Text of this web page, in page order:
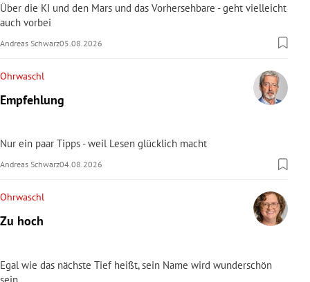
Über die KI und den Mars und das Vorhersehbare - geht vielleicht
auch vorbei
Andreas Schwarz05.08.2026
Ohrwaschl
Empfehlung
Nur ein paar Tipps - weil Lesen glücklich macht
Andreas Schwarz04.08.2026
Ohrwaschl
Zu hoch
Egal wie das nächste Tief heißt, sein Name wird wunderschön